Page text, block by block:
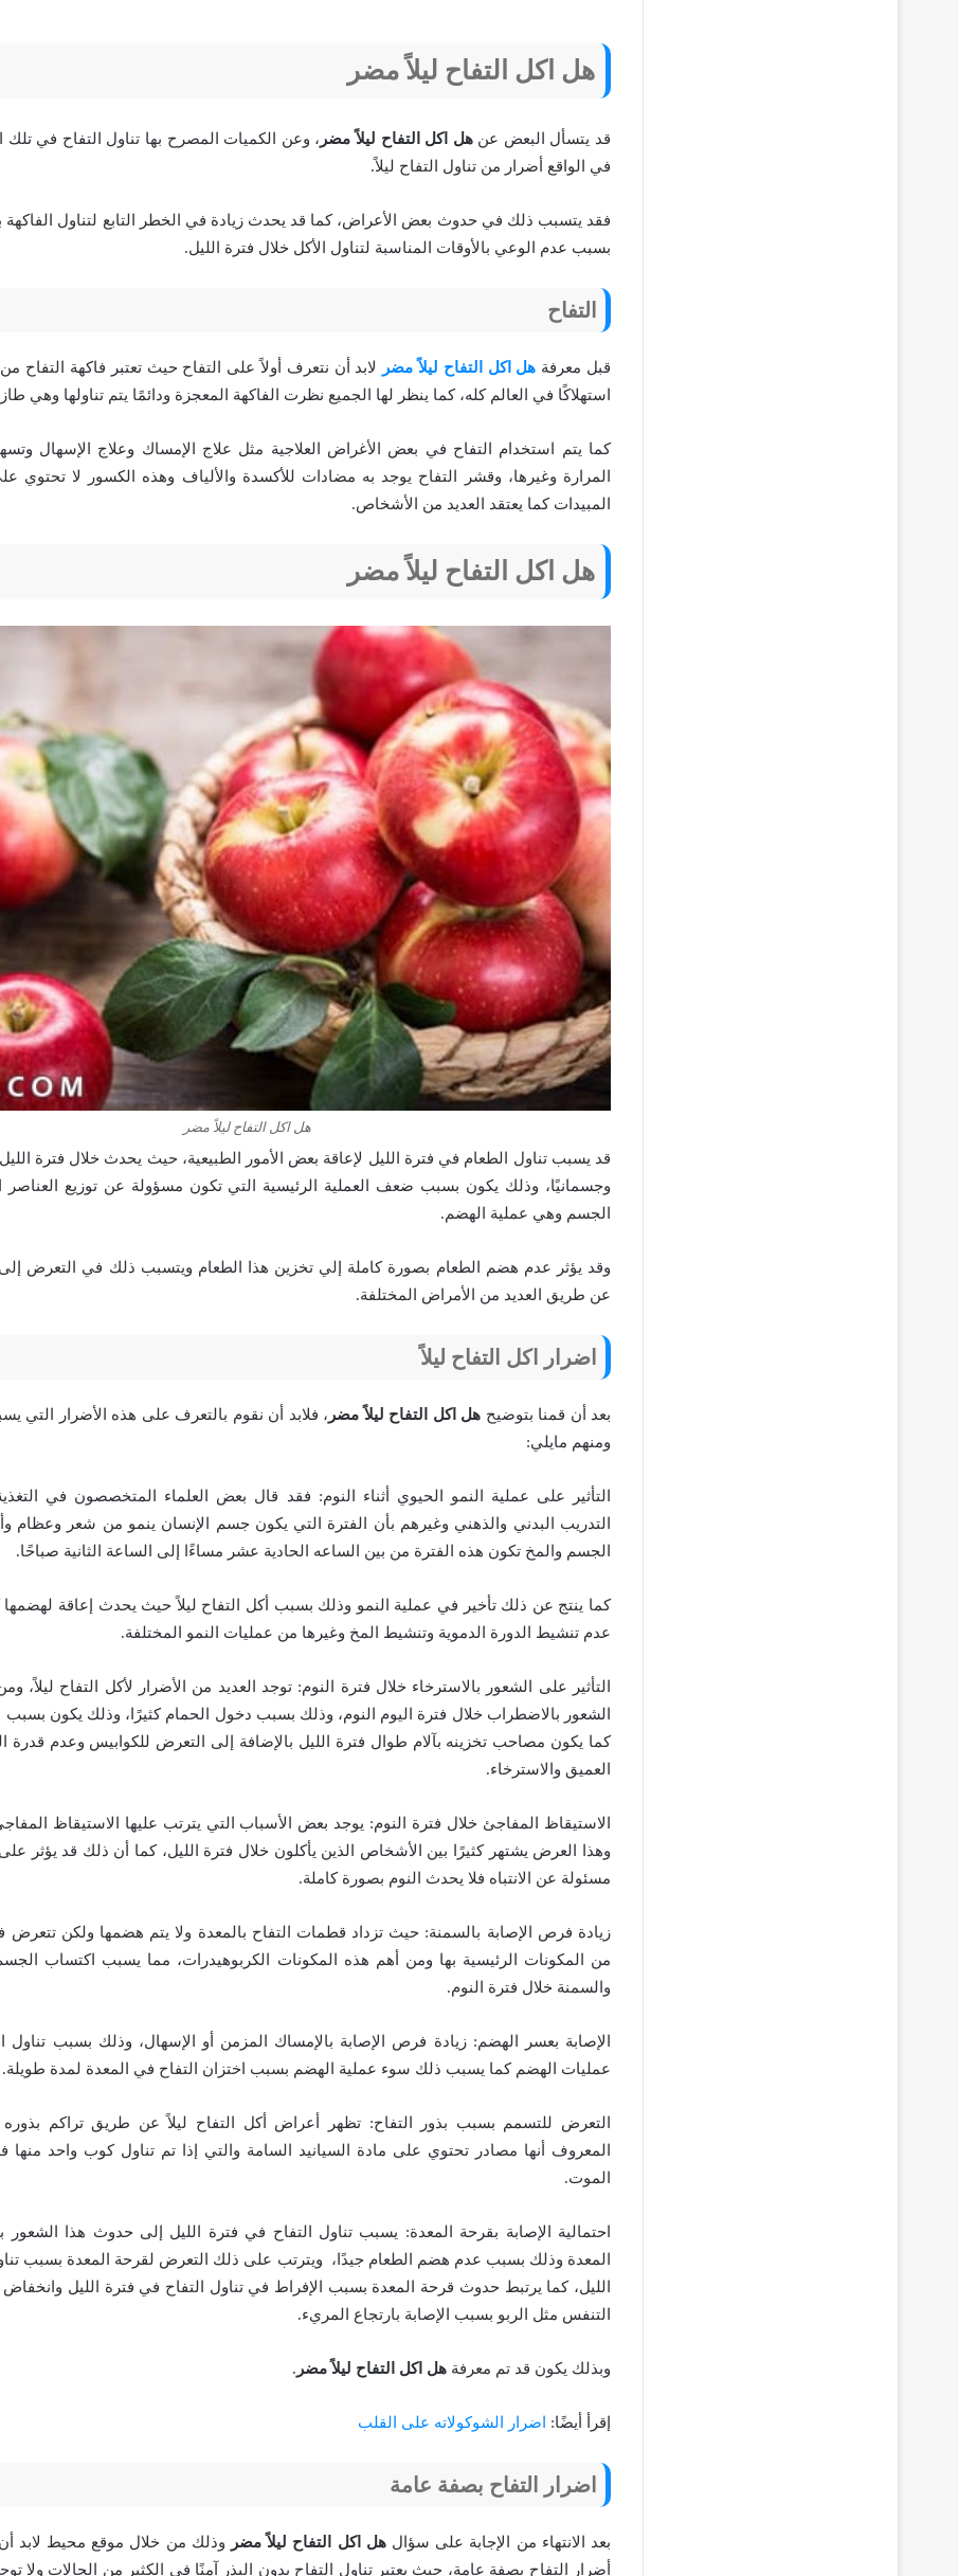
هل اكل التفاح ليلاً مضر
قد يتسأل البعض عنهل اكل التفاح ليلاً مضر ، وعن الكميات المصرح بها تناول التفاح في تلك
في الواقع أضرار من تناول التفاح ليلاً.
فقد يتسبب ذلك في حدوث بعض الأعراض، كما قد يحدث زيادة في الخطر التابع لتناول
بسبب عدم الوعي بالأوقات المناسبة لتناول الأكل خلال فترة الليل.
التفاح
قبل معرفة هل اكل التفاح ليلاً مضر
لابد أن نتعرف أولاً على التفاح حيث تعتبر فاكهة التفاح من
استهلاكًا في العالم كله، كما ينظر لها الجميع نظرت الفاكهة المعجزة ودائمًا يتم تناولها وهي
كما يتم استخدام التفاح في بعض الأغراض العلاجية مثل علاج الإمساك وعلاج الإسهال
المرارة وغيرها، وقشر التفاح يوجد به مضادات للأكسدة والألياف وهذه الكسور لا تحتوي
المبيدات كما يعتقد العديد من الأشخاص.
هل اكل التفاح ليلاً مضر
هل اكل التفاح ليلاً مضر
قد يسبب تناول الطعام في فترة الليل لإعاقة بعض الأمور الطبيعية، حيث يحدث خلال فترة الليل
وجسمانيًا، وذلك يكون بسبب ضعف العملية الرئيسية التي تكون مسؤولة عن توزيع العناصر
الجسم وهي عملية الهضم.
وقد يؤثر عدم هضم الطعام بصورة كاملة إلي تخزين هذا الطعام ويتسبب ذلك في التعرض إلى
عن طريق العديد من الأمراض المختلفة.
اضرار اكل التفاح ليلاً
بعد أن قمنا بتوضيح هل اكل التفاح ليلاً مضر ، فلابد أن نقوم بالتعرف على هذه الأضرار التي
ومنهم مايلي:
التأثير على عملية النمو الحيوي أثناء النوم: فقد قال بعض العلماء المتخصصون في
التدريب البدني والذهني وغيرهم بأن الفترة التي يكون جسم الإنسان ينمو من شعر وعظام
الجسم والمخ تكون هذه الفترة من بين الساعه الحادية عشر مساءًا إلى الساعة الثانية صباحًا.
كما ينتج عن ذلك تأخير في عملية النمو وذلك بسبب أكل التفاح ليلاً حيث يحدث إعاقة
عدم تنشيط الدورة الدموية وتنشيط المخ وغيرها من عمليات النمو المختلفة.
التأثير على الشعور بالاسترخاء خلال فترة النوم: توجد العديد من الأضرار لأكل التفاح ليلاً،
الشعور بالاضطراب خلال فترة اليوم النوم، وذلك بسبب دخول الحمام كثيرًا، وذلك يكون
كما يكون مصاحب تخزينه بآلام طوال فترة الليل بالإضافة إلى التعرض للكوابيس وعدم
العميق والاسترخاء.
الاستيقاظ المفاجئ خلال فترة النوم: يوجد بعض الأسباب التي يترتب عليها الاستيقاظ
وهذا العرض يشتهر كثيرًا بين الأشخاص الذين يأكلون خلال فترة الليل، كما أن ذلك قد يؤثر على
مسئولة عن الانتباه فلا يحدث النوم بصورة كاملة.
زيادة فرص الإصابة بالسمنة: حيث تزداد قطمات التفاح بالمعدة ولا يتم هضمها ولكن
من المكونات الرئيسية بها ومن أهم هذه المكونات الكربوهيدرات، مما يسبب اكتساب
والسمنة خلال فترة النوم.
الإصابة بعسر الهضم: زيادة فرص الإصابة بالإمساك المزمن أو الإسهال، وذلك بسبب تناول
عمليات الهضم كما يسبب ذلك سوء عملية الهضم بسبب اختزان التفاح في المعدة لمدة طويلة.
التعرض للتسمم بسبب بذور التفاح: تظهر أعراض أكل التفاح ليلاً عن طريق تراكم
المعروف أنها مصادر تحتوي على مادة السيانيد السامة والتي إذا تم تناول كوب واحد
الموت.
احتمالية الإصابة بقرحة المعدة: يسبب تناول التفاح في فترة الليل إلى حدوث هذا
المعدة وذلك بسبب عدم هضم الطعام جيدًا، ويترتب على ذلك التعرض لقرحة المعدة بسبب
الليل، كما يرتبط حدوث قرحة المعدة بسبب الإفراط في تناول التفاح في فترة الليل
التنفس مثل الربو بسبب الإصابة بارتجاع المريء.
وبذلك يكون قد تم معرفة هل اكل التفاح ليلاً مضر .
إقرأ أيضًا: اضرار الشوكولاته على القلب
اضرار التفاح بصفة عامة
بعد الانتهاء من الإجابة على سؤالهل اكل التفاح ليلاً مضر
وذلك من خلال موقع محيط لابد
أضرار التفاح بصفة عامة، حيث يعتبر تناول التفاح بدون البذر آمنًا في الكثير من الحالات ولا